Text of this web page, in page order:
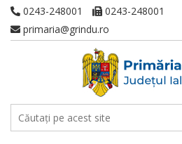
0243-248001
0243-248001
primaria@grindu.ro